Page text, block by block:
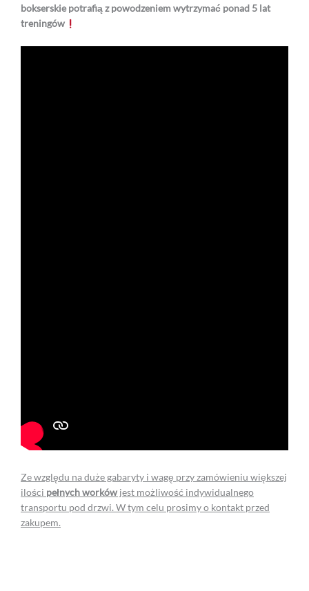
bokserskie potrafią z powodzeniem wytrzymać ponad 5 lat
treningów
Ze względu na duże gabaryty i wagę przy zamówieniu większej
ilości pełnych worków jest możliwość indywidualnego
transportu pod drzwi. W tym celu prosimy o kontakt przed
zakupem.